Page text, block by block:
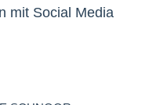
mit Social Media